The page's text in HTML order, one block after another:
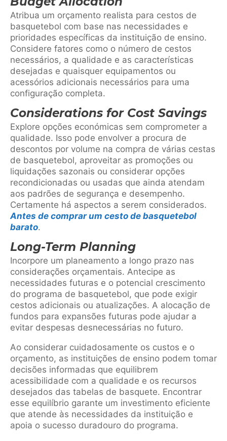
Atribua um orçamento realista para cestos de
basquetebol com base nas necessidades e
prioridades específicas da instituição de ensino.
Considere fatores como o número de cestos
necessários, a qualidade e as características
desejadas e quaisquer equipamentos ou
acessórios adicionais necessários para uma
configuração completa.
Considerations for Cost Savings
Explore opções económicas sem comprometer a
qualidade. Isso pode envolver a procura de
descontos por volume na compra de várias cestas
de basquetebol, aproveitar as promoções ou
liquidações sazonais ou considerar opções
recondicionadas ou usadas que ainda atendam
aos padrões de segurança e desempenho.
Certamente há aspectos a serem considerados.
Antes de comprar um cesto de basquetebol
barato.
Long-Term Planning
Incorpore um planeamento a longo prazo nas
considerações orçamentais. Antecipe as
necessidades futuras e o potencial crescimento
do programa de basquetebol, que pode exigir
cestos adicionais ou atualizações. A alocação de
fundos para expansões futuras pode ajudar a
evitar despesas desnecessárias no futuro.
Ao considerar cuidadosamente os custos e o
orçamento, as instituições de ensino podem tomar
decisões informadas que equilibrem
acessibilidade com a qualidade e os recursos
desejados das tabelas de basquete. Encontrar
esse equilíbrio garante um investimento eficiente
que atende às necessidades da instituição e
apoia o sucesso duradouro do programa.